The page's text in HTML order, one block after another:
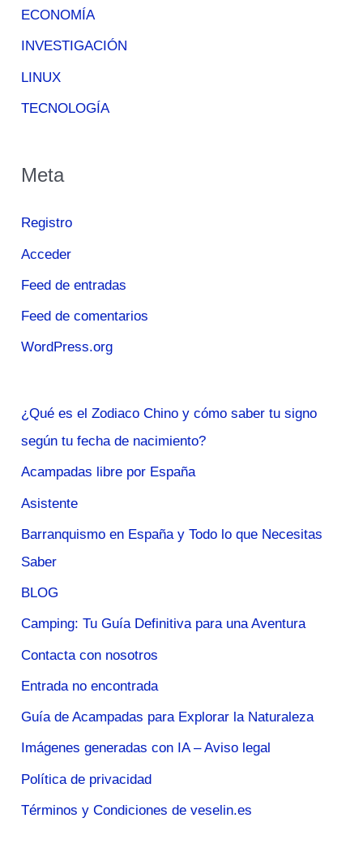
ECONOMÍA
INVESTIGACIÓN
LINUX
TECNOLOGÍA
Meta
Registro
Acceder
Feed de entradas
Feed de comentarios
WordPress.org
¿Qué es el Zodiaco Chino y cómo saber tu signo
según tu fecha de nacimiento?
Acampadas libre por España
Asistente
Barranquismo en España y Todo lo que Necesitas
Saber
BLOG
Camping: Tu Guía Definitiva para una Aventura
Contacta con nosotros
Entrada no encontrada
Guía de Acampadas para Explorar la Naturaleza
Imágenes generadas con IA – Aviso legal
Política de privacidad
Términos y Condiciones de veselin.es